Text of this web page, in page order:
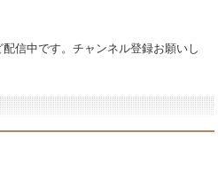
信中です。チャンネル登録お願いし